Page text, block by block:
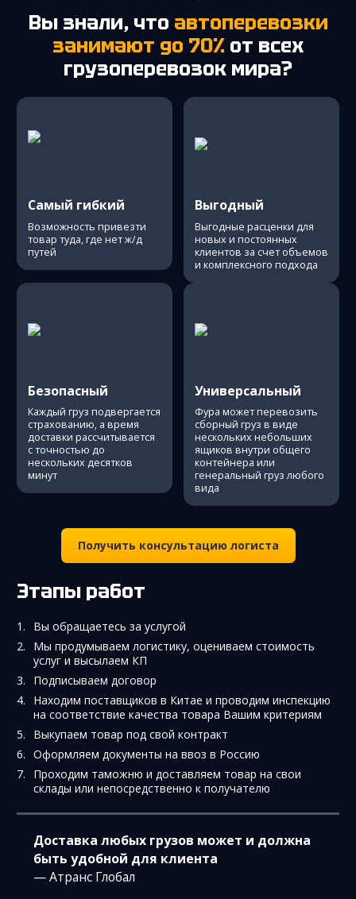
Вы знали, что автоперевозки
занимают до 70% от всех
грузоперевозок мира?
Самый гибкий
Возможность привезти
товар туда, где нет ж/д
путей
Выгодный
Выгодные расценки для
новых и постоянных
клиентов за счет объемов
и комплексного подхода
Безопасный
Каждый груз подвергается
страхованию, а время
доставки рассчитывается
с точностью до
нескольких десятков
минут
Универсальный
Фура может перевозить
сборный груз в виде
нескольких небольших
ящиков внутри общего
контейнера или
генеральный груз любого
вида
Получить консультацию логиста
Этапы работ
Вы обращаетесь за услугой
Мы продумываем логистику, оцениваем стоимость
услуг и высылаем КП
Подписываем договор
Находим поставщиков в Китае и проводим инспекцию
на соответствие качества товара Вашим критериям
Выкупаем товар под свой контракт
Оформляем документы на ввоз в Россию
Проходим таможню и доставляем товар на свои
склады или непосредственно к получателю
Доставка любых грузов может и должна
быть удобной для клиента
— Атранс Глобал